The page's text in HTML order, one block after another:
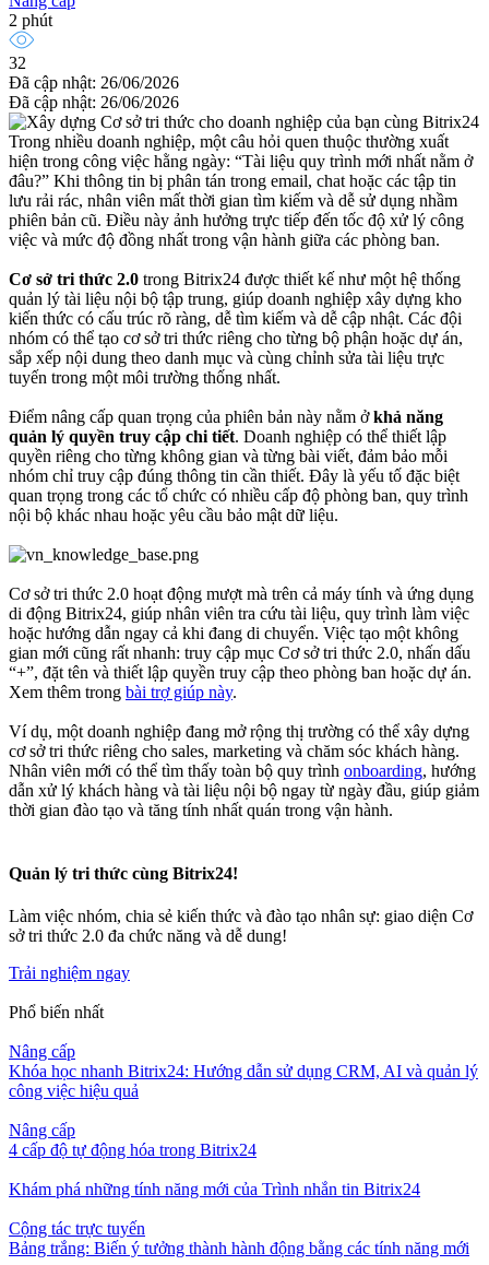
2 phút
32
Đã cập nhật: 26/06/2026
Đã cập nhật: 26/06/2026
Trong nhiều doanh nghiệp, một câu hỏi quen thuộc thường xuất
hiện trong công việc hằng ngày: “Tài liệu quy trình mới nhất nằm ở
đâu?” Khi thông tin bị phân tán trong email, chat hoặc các tập tin
lưu rải rác, nhân viên mất thời gian tìm kiếm và dễ sử dụng nhầm
phiên bản cũ. Điều này ảnh hưởng trực tiếp đến tốc độ xử lý công
việc và mức độ đồng nhất trong vận hành giữa các phòng ban.
Cơ sở tri thức 2.0 trong Bitrix24 được thiết kế như một hệ thống
quản lý tài liệu nội bộ tập trung, giúp doanh nghiệp xây dựng kho
kiến thức có cấu trúc rõ ràng, dễ tìm kiếm và dễ cập nhật. Các đội
nhóm có thể tạo cơ sở tri thức riêng cho từng bộ phận hoặc dự án,
sắp xếp nội dung theo danh mục và cùng chỉnh sửa tài liệu trực
tuyến trong một môi trường thống nhất.
Điểm nâng cấp quan trọng của phiên bản này nằm ởkhả năng
quản lý quyền truy cập chi tiết. Doanh nghiệp có thể thiết lập
quyền riêng cho từng không gian và từng bài viết, đảm bảo mỗi
nhóm chỉ truy cập đúng thông tin cần thiết. Đây là yếu tố đặc biệt
quan trọng trong các tổ chức có nhiều cấp độ phòng ban, quy trình
nội bộ khác nhau hoặc yêu cầu bảo mật dữ liệu.
Cơ sở tri thức 2.0 hoạt động mượt mà trên cả máy tính và ứng dụng
di động Bitrix24, giúp nhân viên tra cứu tài liệu, quy trình làm việc
hoặc hướng dẫn ngay cả khi đang di chuyển. Việc tạo một không
gian mới cũng rất nhanh: truy cập mục Cơ sở tri thức 2.0, nhấn dấu
“+”, đặt tên và thiết lập quyền truy cập theo phòng ban hoặc dự án.
Xem thêm trong bài trợ giúp này.
Ví dụ, một doanh nghiệp đang mở rộng thị trường có thể xây dựng
cơ sở tri thức riêng cho sales, marketing và chăm sóc khách hàng.
Nhân viên mới có thể tìm thấy toàn bộ quy trình onboarding, hướng
dẫn xử lý khách hàng và tài liệu nội bộ ngay từ ngày đầu, giúp giảm
thời gian đào tạo và tăng tính nhất quán trong vận hành.
Quản lý tri thức cùng Bitrix24!
Làm việc nhóm, chia sẻ kiến thức và đào tạo nhân sự: giao diện Cơ
sở tri thức 2.0 đa chức năng và dễ dung!
Trải nghiệm ngay
Phổ biến nhất
Nâng cấp
Khóa học nhanh Bitrix24: Hướng dẫn sử dụng CRM, AI và quản lý
công việc hiệu quả
Nâng cấp
4 cấp độ tự động hóa trong Bitrix24
Khám phá những tính năng mới của Trình nhắn tin Bitrix24
Cộng tác trực tuyến
Bảng trắng: Biến ý tưởng thành hành động bằng các tính năng mới